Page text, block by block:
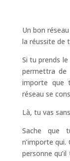
Un bon
la réussite de
Si tu prends
permettra de
importe que
réseau se
Là, tu vas
Sache que
n’importe
personne